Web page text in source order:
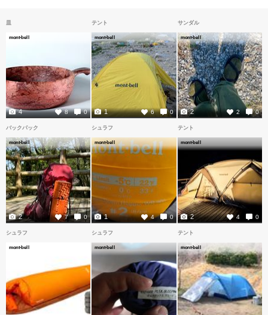
皿
mont-bell
8 0
4
テント
mont-bell
6 0
1
サンダル
mont-bell
2 0
2
バックパック
mont-bell
7 0
2
シュラフ
mont-bell
4 0
1
テント
mont-bell
4 0
2
シュラフ
mont-bell
シュラフ
mont-bell
テント
mont-bell